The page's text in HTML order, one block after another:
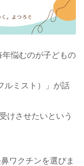
悩むのが子どもの
ルミスト）」が話
けさせたいという
ワクチンを選びま